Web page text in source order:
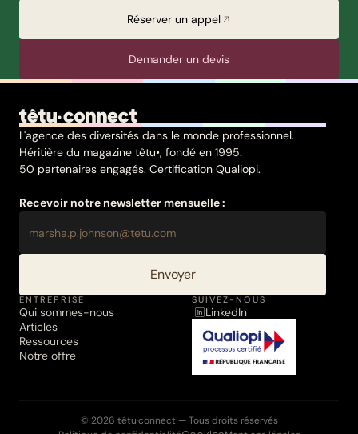
Réserver un appel
Demander un devis
L'agence des diversités dans le monde professionnel.
Héritière du magazine têtu•, fondé en 1995.
50 partenaires engagés. Certification Qualiopi.
Recevoir notre newsletter mensuelle :
Envoyer
ENTREPRISE
Qui sommes-nous
Articles
Ressources
Notre offre
SUIVEZ-NOUS
LinkedIn
© 2026 têtu·connect — Tous droits réservés